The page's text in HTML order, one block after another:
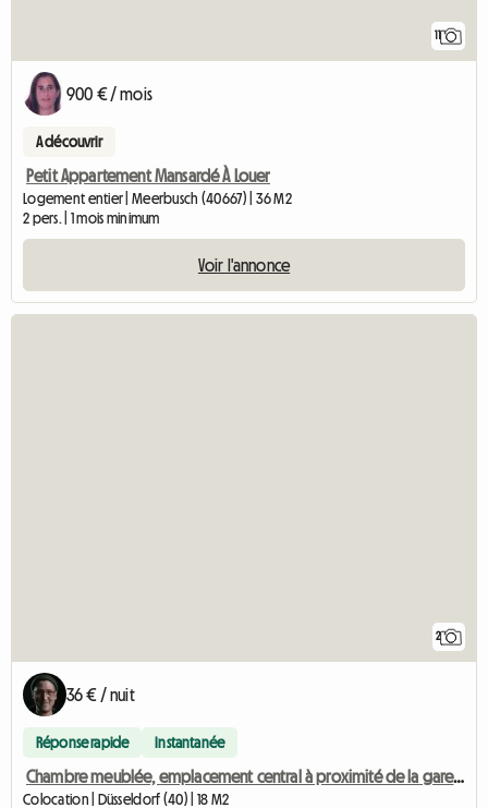
11
900 € / mois
A découvrir
Petit Appartement Mansardé À Louer
Logement entier | Meerbusch (40667) | 36 M2
2 pers. | 1 mois minimum
Voir l'annonce
2
36 € / nuit
Réponse rapide Instantanée
Chambre meublée, emplacement central à proximité de la gare principale
Colocation | Düsseldorf (40) | 18 M2